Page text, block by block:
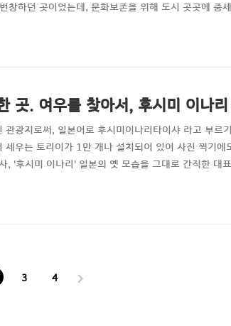
창하던 곳이었는데, 문화보존을 위해 도시 곳곳에 중
지만, 때로는 이곳에서만 볼 수 있는 자연풍경이 궁
곳. 여우를 찾아서, 후시미 이나
광지로써, 일본어로 후시미이나리타이샤 라고 부르
세우는 토리이가 1만 개나 설치되어 있어 사진 찍기에
'후시미 이나리' 일본의 옛 모습을 그대로 간직한 대
이 이 도시는 동경이 수도가 되기 전 1868년 메이지
3 4